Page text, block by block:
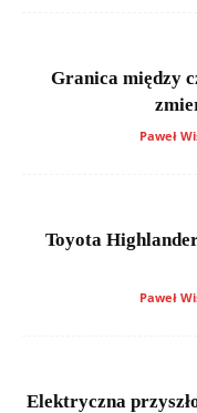
Granica między
Paweł
Toyota
Paweł
Elektryczna